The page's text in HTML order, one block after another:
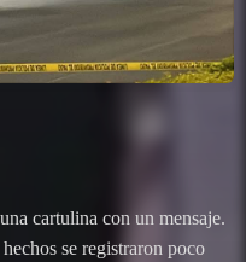
cartulina con un mensaje.
se registraron poco